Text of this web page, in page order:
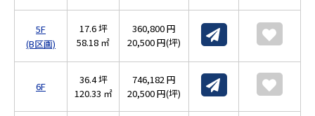
5F
(B区画)
17.6 坪
58.18 ㎡
360,800 円
20,500 円(坪)
6F
36.4 坪
120.33 ㎡
746,182 円
20,500 円(坪)